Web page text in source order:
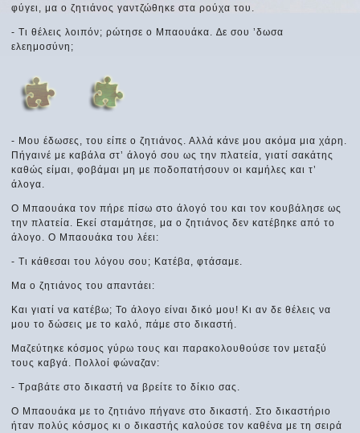
φύγει, μα ο ζητιάνος γαντζώθηκε στα ρούχα του.
- Τι θέλεις λοιπόν; ρώτησε ο Μπαουάκα. ∆ε σου ’δωσα
ελεημοσύνη;
- Μου έδωσες, του είπε ο ζητιάνος. Αλλά κάνε μου ακόμα μια χάρη.
Πήγαινέ με καβάλα στ’ άλογό σου ως την πλατεία, γιατί σακάτης
καθώς είμαι, φοβάμαι μη με ποδοπατήσουν οι καμήλες και τ’
άλογα.
Ο Μπαουάκα τον πήρε πίσω στο άλογό του και τον κουβάλησε ως
την πλατεία. Εκεί σταμάτησε, μα ο ζητιάνος δεν κατέβηκε από το
άλογο. Ο Μπαουάκα του λέει:
- Τι κάθεσαι του λόγου σου; Κατέβα, φτάσαμε.
Μα ο ζητιάνος του απαντάει:
Και γιατί να κατέβω; Το άλογο είναι δικό μου! Κι αν δε θέλεις να
μου το δώσεις με το καλό, πάμε στο δικαστή.
Μαζεύτηκε κόσμος γύρω τους και παρακολουθούσε τον μεταξύ
τους καβγά. Πολλοί φώναζαν:
- Τραβάτε στο δικαστή να βρείτε το δίκιο σας.
Ο Μπαουάκα με το ζητιάνο πήγανε στο δικαστή. Στο δικαστήριο
ήταν πολύς κόσμος κι ο δικαστής καλούσε τον καθένα με τη σειρά